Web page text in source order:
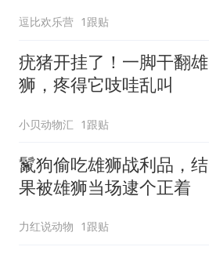
逗比欢乐营 1跟贴
疣猪开挂了！一脚干翻雄
狮，疼得它吱哇乱叫
小贝动物汇 1跟贴
鬣狗偷吃雄狮战利品，结
果被雄狮当场逮个正着
力红说动物 1跟贴